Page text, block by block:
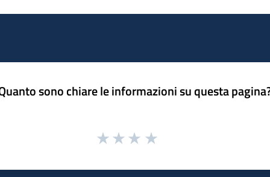
sono chiare le informazioni su questa